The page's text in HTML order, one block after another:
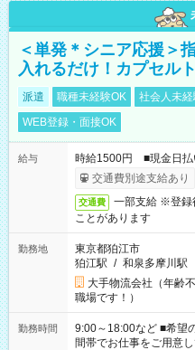
＜単発＊シニア応援＞
入れるだけ！カプセル
派遣 職種未経験OK 社会人未
WEB登録・面接OK
給与
時給1500円 ■現金日払
交通費別途支給あり
交通費
一部支給 ※登録
ことがあります
勤務地
東京都狛江市
狛江駅 / 和泉多摩川駅
大手物流会社（年齢
職場です！）
勤務時間
9:00～18:00など ■希望の時間帯
間帯でお仕事をご用意